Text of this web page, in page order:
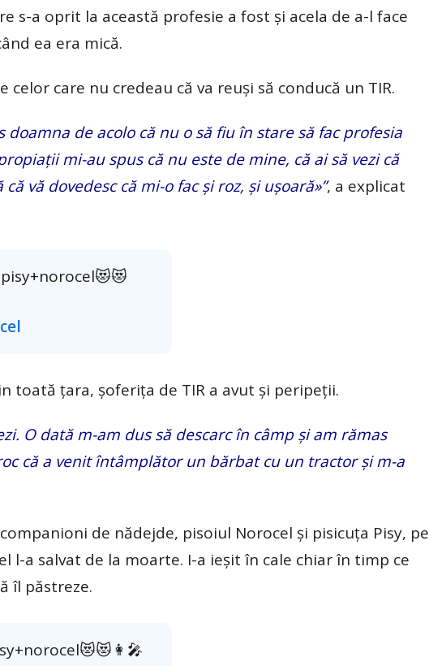
s-a oprit la această profesie a fost și acela de a-l face
ea era mică.
care nu credeau că va reuși să conducă un TIR.
doamna de acolo că nu o să fiu în stare să fac profesia
mi-au spus că nu este de mine, că ai să vezi că
vă dovedesc că mi-o fac și roz, și ușoară»”, a explicat
toată țara, șoferița de TIR a avut și peripeții.
O dată m-am dus să descarc în câmp și am rămas
că a venit întâmplător un bărbat cu un tractor și m-a
de nădejde, pisoiul Norocel și pisicuța Pisy, pe
l-a salvat de la moarte. I-a ieșit în cale chiar în timp ce
îl păstreze.